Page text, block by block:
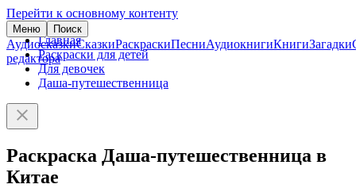
Перейти к основному контенту
Меню Поиск
АудиосказкиСказкиРаскраскиПесниАудиокнигиКнигиЗагадки
редактора
Главная
Раскраски для детей
Для девочек
Даша-путешественница
Раскраска Даша-путешественница в
Китае